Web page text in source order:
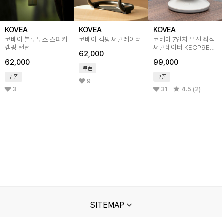
KOVEA
코베아 블루투스 스피커
캠핑 랜턴
62,000
쿠폰
3
KOVEA
코베아 캠핑 써큘레이터
62,000
쿠폰
9
KOVEA
코베아 7인치 무선 좌식
써큘레이터 KECP9EF-
99,000
쿠폰
31 4.5 (2)
SITEMAP